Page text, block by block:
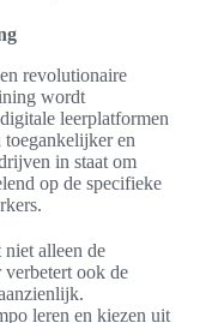
revolutionaire
wordt
leerplatformen
toegankelijker en
in staat om
op de specifieke
alleen de
verbetert ook de
leren en kiezen uit